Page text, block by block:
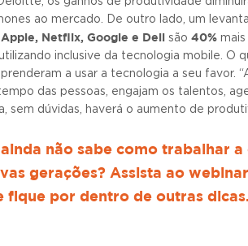
ao mercado. De outro lado, um
Apple, Netflix, Google e Dell são 40%
inclusive da tecnologia mobile. O
a usar a tecnologia a seu favor.
das pessoas, engajam os talentos,
sem dúvidas, haverá o aumento de
não sabe como trabalhar
gerações? Assista ao
fique por dentro de outras